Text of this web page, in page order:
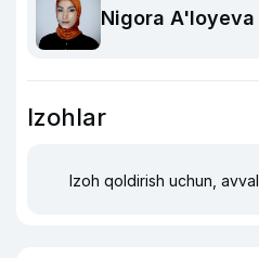
Nigora A'loyeva
Izohlar
Izoh qoldirish uchun, avval